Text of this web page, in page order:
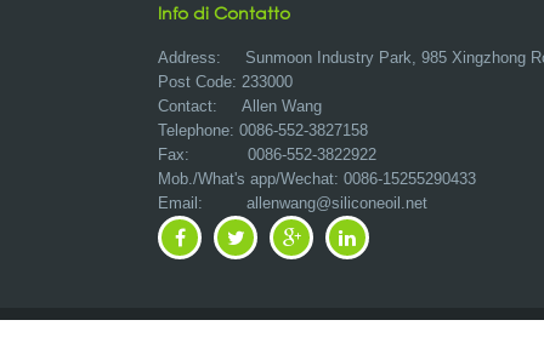
Info di Contatto
Address: Sunmoon Industry Park, 985 Xingzhong
Post Code: 233000
Contact: Allen Wang
Telephone: 0086-552-3827158
Fax: 0086-552-3822922
Mob./What's app/Wechat: 0086-15255290433
Email: allenwang@siliconeoil.net